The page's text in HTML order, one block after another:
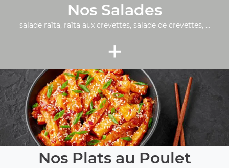
Nos Salades
salade raïta, raïta aux crevettes, salade de crevettes, ...
+
Nos Plats au Poulet